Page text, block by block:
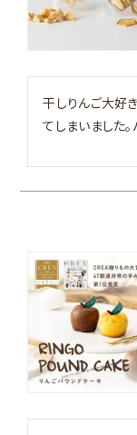
干しりんご大好
てしまいました